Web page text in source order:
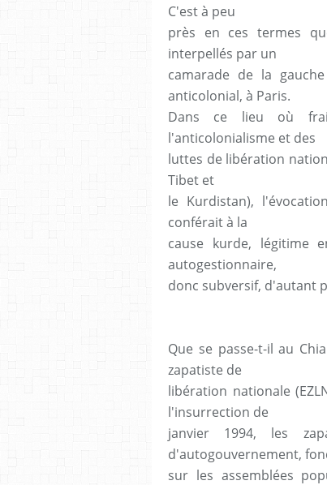
C'est à peu
près en ces termes
interpellés par un
camarade de la
anticolonial, à Paris.
Dans ce lieu où
l'anticolonialisme et des
luttes de libération
Tibet et
le Kurdistan),
conférait à la
cause kurde, légitime
autogestionnaire,
donc subversif, d'autant
Que se passe-t-il au
zapatiste de
libération nationale
l'insurrection de
janvier 1994, les
d'autogouvernement,
sur les assemblées